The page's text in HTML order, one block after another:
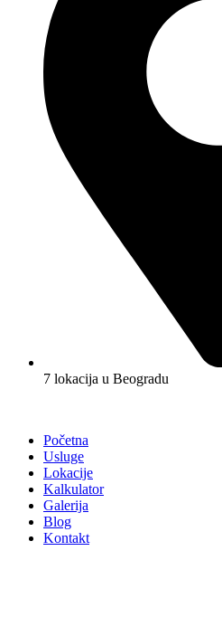
7 lokacija u Beogradu
Početna
Usluge
Lokacije
Kalkulator
Galerija
Blog
Kontakt